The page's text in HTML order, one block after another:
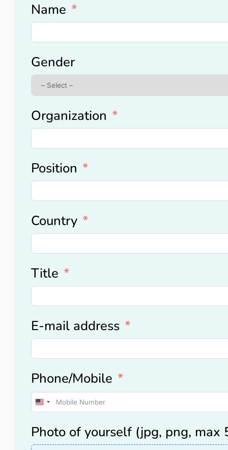
Name
Gender
Organization
Position
Country
Title
E-mail address
Phone/Mobile
United
States
Photo of yourself (jpg, png, max